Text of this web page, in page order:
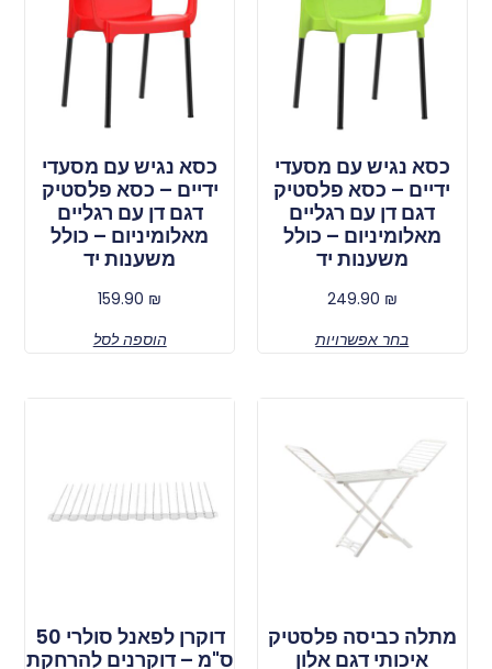
כסא נגיש עם מסעדי
ידיים – כסא פלסטיק
דגם דן עם רגליים
מאלומיניום – כולל
משענות יד
249.90 ₪
בחר אפשרויות
כסא נגיש עם מסעדי
ידיים – כסא פלסטיק
דגם דן עם רגליים
מאלומיניום – כולל
משענות יד
159.90 ₪
הוספה לסל
מתלה כביסה פלסטיק
איכותי דגם אלון
דוקרן לפאנל סולרי 50
ס"מ – דוקרנים להרחקת